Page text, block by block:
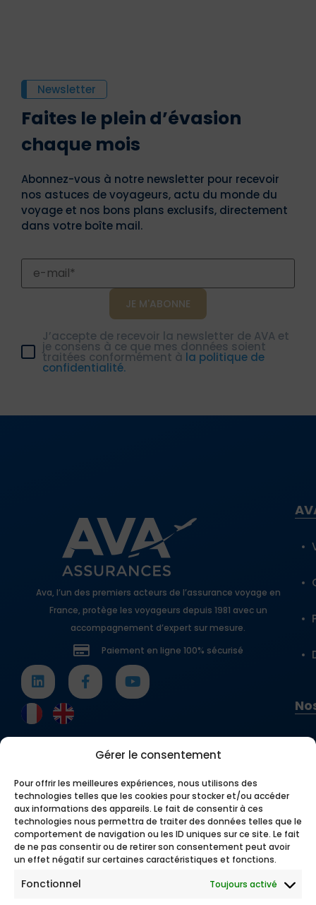
Gérer le consentement
Pour offrir les meilleures expériences, nous utilisons des
technologies telles que les cookies pour stocker et/ou accéder
aux informations des appareils. Le fait de consentir à ces
technologies nous permettra de traiter des données telles que le
comportement de navigation ou les ID uniques sur ce site. Le fait
de ne pas consentir ou de retirer son consentement peut avoir
un effet négatif sur certaines caractéristiques et fonctions.
Fonctionnel Toujours activé
Newsletter
Faites le plein d’évasion
chaque mois
Abonnez-vous à notre newsletter pour recevoir
nos astuces de voyageurs, actu du monde du
voyage et nos bons plans exclusifs, directement
dans votre boîte mail.
J’accepte de recevoir la newsletter de AVA et
je consens à ce que mes données soient
traitées conformément à la politique de
confidentialité.
Ava, l’un des premiers acteurs de l’assurance voyage en
France, protège les voyageurs depuis 1981 avec un
accompagnement d’expert sur mesure.
Paiement en ligne 100% sécurisé